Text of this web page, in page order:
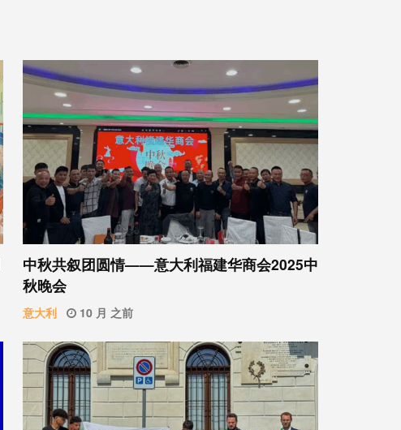
中秋共叙团圆情——意大利福建华商会2025中
秋晚会
意大利 10 月 之前